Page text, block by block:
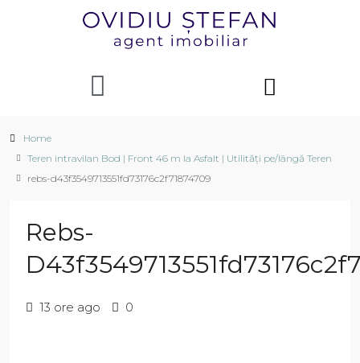
Home
Teren intravilan Bod | Front 46 m la Asfalt | Utilități pe/lângă Teren
rebs-d43f3549713551fd73176c2f71874709
Rebs-
13 ore ago 0